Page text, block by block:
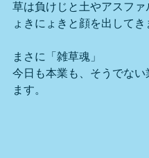
草は負けじと土やアスファ
ょきにょきと顔を出してき
まさに「雑草魂」
今日も本業も、そうでない
ます。